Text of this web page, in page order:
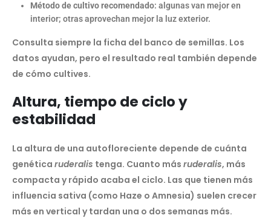
Método de cultivo recomendado: algunas van mejor en
interior; otras aprovechan mejor la luz exterior.
Consulta siempre la ficha del banco de semillas. Los
datos ayudan, pero el resultado real también depende
de cómo cultives.
Altura, tiempo de ciclo y
estabilidad
La altura de una autofloreciente depende de cuánta
genética ruderalis tenga. Cuanto más ruderalis, más
compacta y rápido acaba el ciclo. Las que tienen más
influencia sativa (como Haze o Amnesia) suelen crecer
más en vertical y tardan una o dos semanas más.